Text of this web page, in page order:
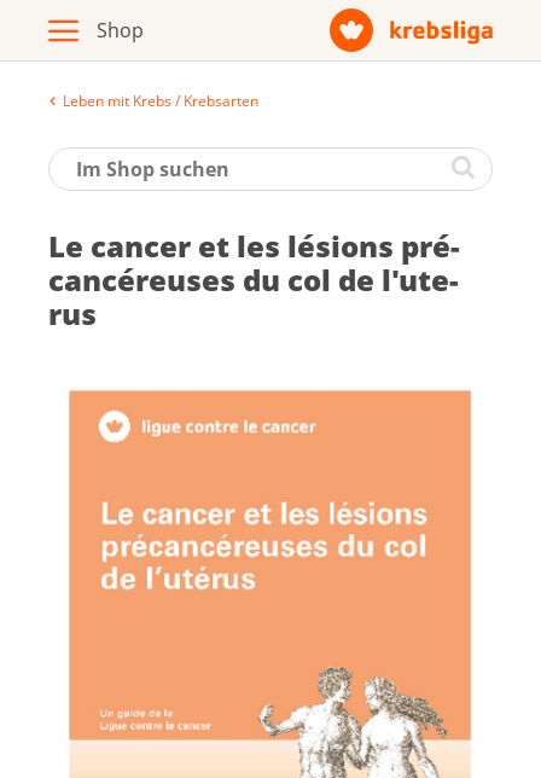
Archiv
Broschüren / Infomaterial
Produkte
Français
Leben mit Krebs / Krebsarten
Le can­cer et les lé­sions pré­
can­cé­reuses du col de l'ute­
rus